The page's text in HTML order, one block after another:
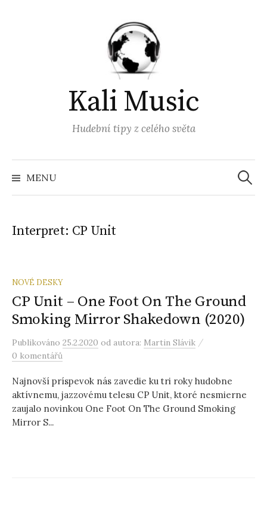
Kali Music
Hudební tipy z celého světa
MENU
Interpret: CP Unit
NOVÉ DESKY
CP Unit – One Foot On The Ground
Smoking Mirror Shakedown (2020)
Publikováno 25.2.2020 od autora: Martin Slávik /
0 komentářů
Najnovší príspevok nás zavedie ku tri roky hudobne
aktívnemu, jazzovému telesu CP Unit, ktoré nesmierne
zaujalo novinkou One Foot On The Ground Smoking
Mirror S...